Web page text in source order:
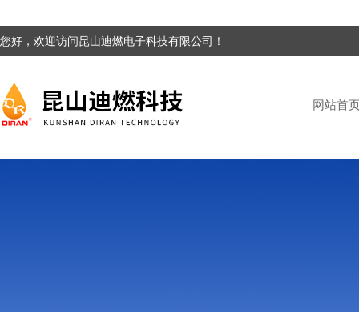
您好，欢迎访问昆山迪燃电子科技有限公司！
网站首